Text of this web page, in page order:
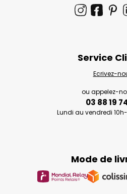
Mode de
Service
Ecrivez-
ou appelez-
03 88 19
Lundi au vendredi 10h-